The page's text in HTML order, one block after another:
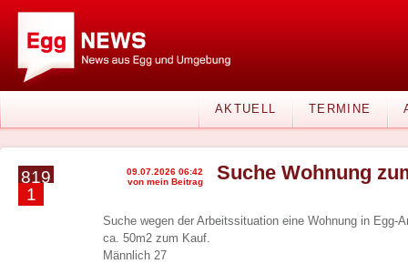
AKTUELL TERMINE
819
1
09.07.2026 06:42
von mein Beitrag
Suche Wohnung
Suche wegen der Arbeitssituation eine Wohnung in Egg-
ca. 50m2 zum Kauf.
Männlich 27